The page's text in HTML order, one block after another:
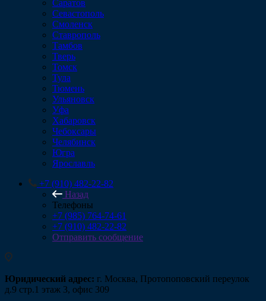
Саратов
Севастополь
Смоленск
Ставрополь
Тамбов
Тверь
Томск
Тула
Тюмень
Ульяновск
Уфа
Хабаровск
Чебоксары
Челябинск
Югра
Ярославль
+7 (910) 482-22-82
Назад
Телефоны
+7 (985) 764-74-61
+7 (910) 482-22-82
Отправить сообщение
Юридический адрес: г. Москва, Протопоповский переулок
д.9 стр.1 этаж 3, офис 309